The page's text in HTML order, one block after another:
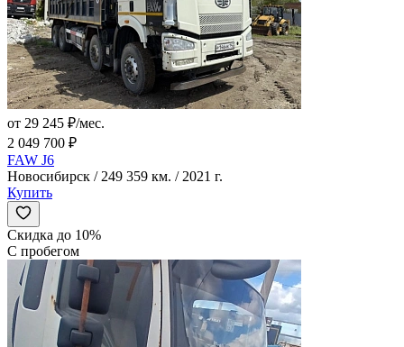
от 29 245 ₽/мес.
2 049 700 ₽
FAW J6
Новосибирск / 249 359 км. / 2021 г.
Купить
Скидка до 10%
С пробегом